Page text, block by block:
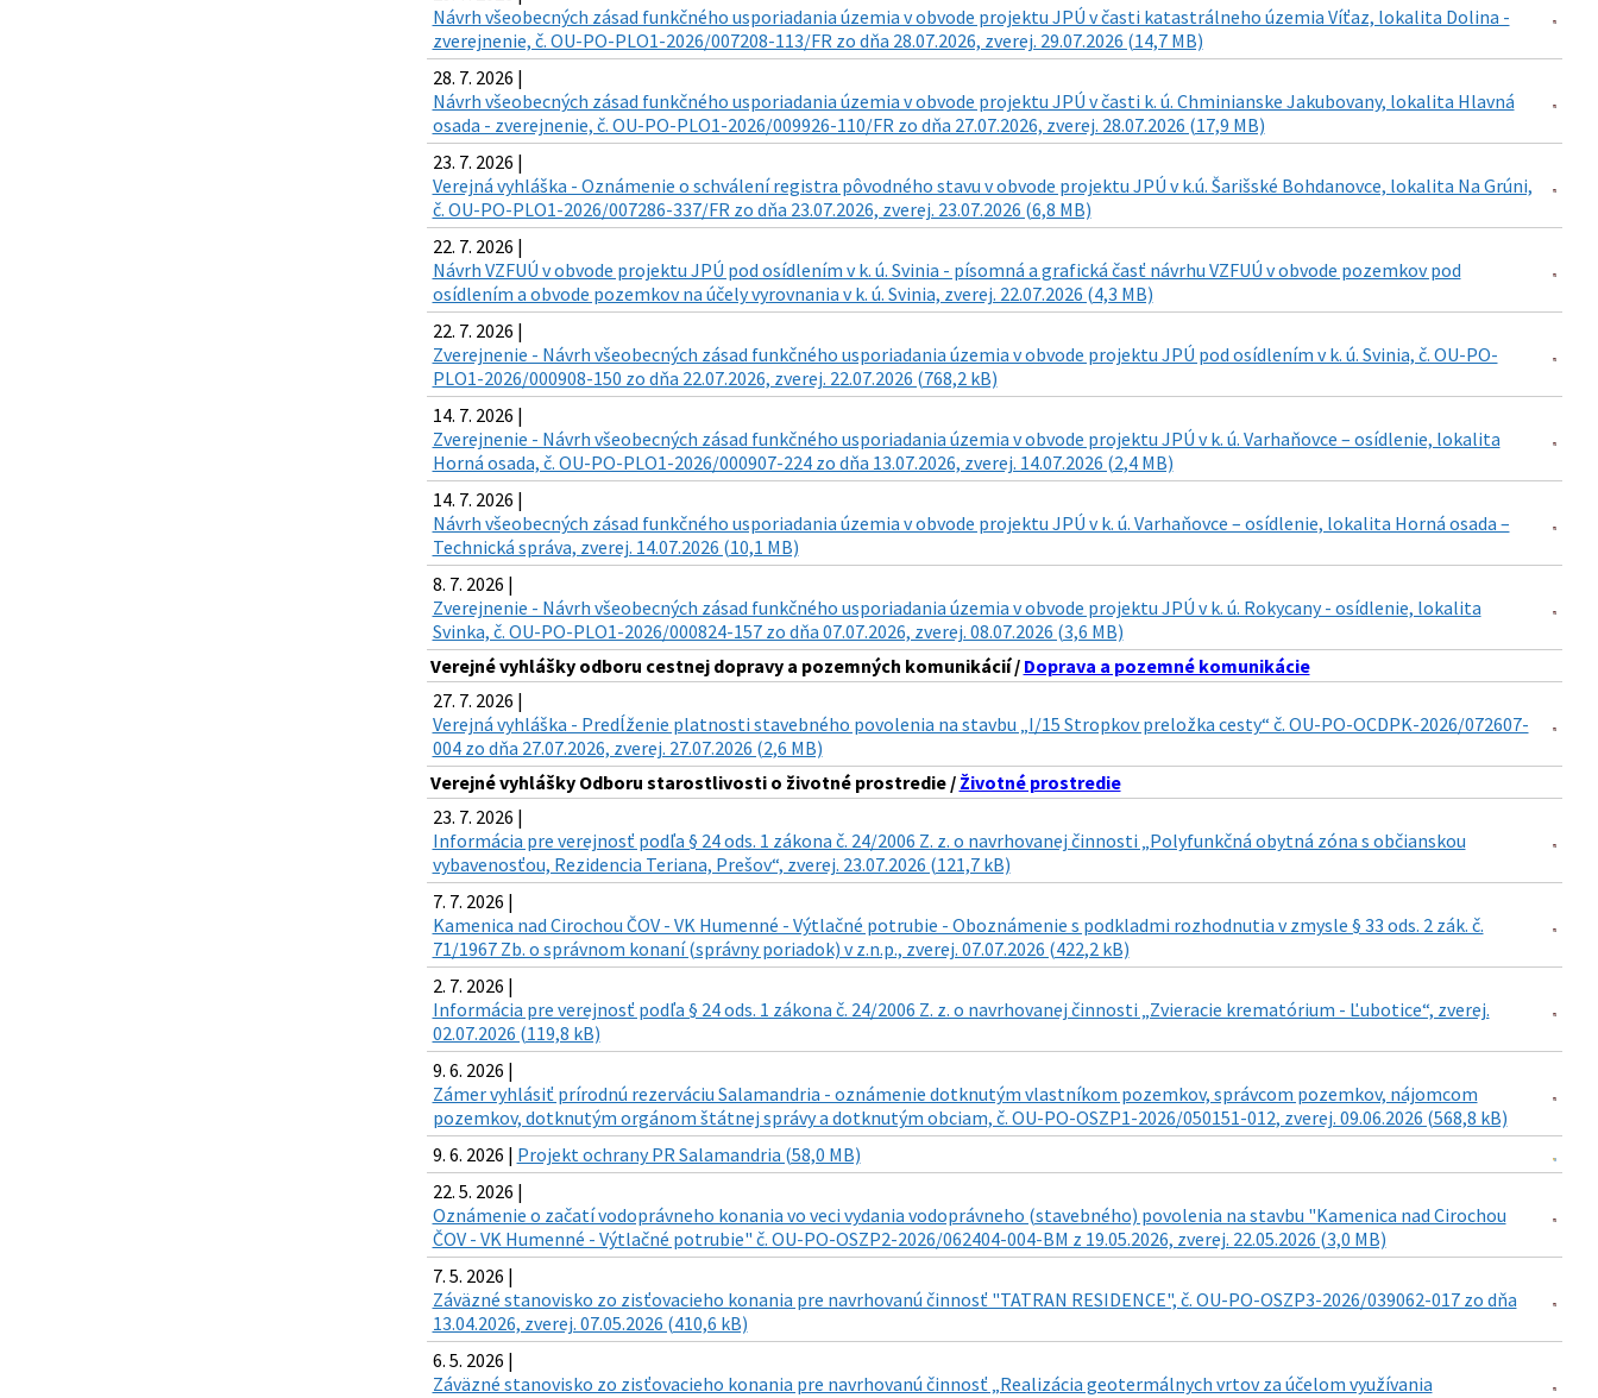
Návrh všeobecných zásad funkčného usporiadania územia v obvode projektu JPÚ v časti katastrálneho územia Víťaz, lokalita Dolina -
zverejnenie, č. OU-PO-PLO1-2026/007208-113/FR zo dňa 28.07.2026, zverej. 29.07.2026 (14,7 MB)
28. 7. 2026 |
Návrh všeobecných zásad funkčného usporiadania územia v obvode projektu JPÚ v časti k. ú. Chminianske Jakubovany, lokalita Hlavná
osada - zverejnenie, č. OU-PO-PLO1-2026/009926-110/FR zo dňa 27.07.2026, zverej. 28.07.2026 (17,9 MB)
23. 7. 2026 |
Verejná vyhláška - Oznámenie o schválení registra pôvodného stavu v obvode projektu JPÚ v k.ú. Šarišské Bohdanovce, lokalita Na Grúni,
č. OU-PO-PLO1-2026/007286-337/FR zo dňa 23.07.2026, zverej. 23.07.2026 (6,8 MB)
22. 7. 2026 |
Návrh VZFUÚ v obvode projektu JPÚ pod osídlením v k. ú. Svinia - písomná a grafická časť návrhu VZFUÚ v obvode pozemkov pod
osídlením a obvode pozemkov na účely vyrovnania v k. ú. Svinia, zverej. 22.07.2026 (4,3 MB)
22. 7. 2026 |
Zverejnenie - Návrh všeobecných zásad funkčného usporiadania územia v obvode projektu JPÚ pod osídlením v k. ú. Svinia, č. OU-PO-
PLO1-2026/000908-150 zo dňa 22.07.2026, zverej. 22.07.2026 (768,2 kB)
14. 7. 2026 |
Zverejnenie - Návrh všeobecných zásad funkčného usporiadania územia v obvode projektu JPÚ v k. ú. Varhaňovce – osídlenie, lokalita
Horná osada, č. OU-PO-PLO1-2026/000907-224 zo dňa 13.07.2026, zverej. 14.07.2026 (2,4 MB)
14. 7. 2026 |
Návrh všeobecných zásad funkčného usporiadania územia v obvode projektu JPÚ v k. ú. Varhaňovce – osídlenie, lokalita Horná osada –
Technická správa, zverej. 14.07.2026 (10,1 MB)
8. 7. 2026 |
Zverejnenie - Návrh všeobecných zásad funkčného usporiadania územia v obvode projektu JPÚ v k. ú. Rokycany - osídlenie, lokalita
Svinka, č. OU-PO-PLO1-2026/000824-157 zo dňa 07.07.2026, zverej. 08.07.2026 (3,6 MB)
Verejné vyhlášky odboru cestnej dopravy a pozemných komunikácií / Doprava a pozemné komunikácie
27. 7. 2026 |
Verejná vyhláška - Predĺženie platnosti stavebného povolenia na stavbu „I/15 Stropkov preložka cesty“ č. OU-PO-OCDPK-2026/072607-
004 zo dňa 27.07.2026, zverej. 27.07.2026 (2,6 MB)
Verejné vyhlášky Odboru starostlivosti o životné prostredie / Životné prostredie
23. 7. 2026 |
Informácia pre verejnosť podľa § 24 ods. 1 zákona č. 24/2006 Z. z. o navrhovanej činnosti „Polyfunkčná obytná zóna s občianskou
vybavenosťou, Rezidencia Teriana, Prešov“, zverej. 23.07.2026 (121,7 kB)
7. 7. 2026 |
Kamenica nad Cirochou ČOV - VK Humenné - Výtlačné potrubie - Oboznámenie s podkladmi rozhodnutia v zmysle § 33 ods. 2 zák. č.
71/1967 Zb. o správnom konaní (správny poriadok) v z.n.p., zverej. 07.07.2026 (422,2 kB)
2. 7. 2026 |
Informácia pre verejnosť podľa § 24 ods. 1 zákona č. 24/2006 Z. z. o navrhovanej činnosti „Zvieracie krematórium - Ľubotice“, zverej.
02.07.2026 (119,8 kB)
9. 6. 2026 |
Zámer vyhlásiť prírodnú rezerváciu Salamandria - oznámenie dotknutým vlastníkom pozemkov, správcom pozemkov, nájomcom
pozemkov, dotknutým orgánom štátnej správy a dotknutým obciam, č. OU-PO-OSZP1-2026/050151-012, zverej. 09.06.2026 (568,8 kB)
9. 6. 2026 | Projekt ochrany PR Salamandria (58,0 MB)
22. 5. 2026 |
Oznámenie o začatí vodoprávneho konania vo veci vydania vodoprávneho (stavebného) povolenia na stavbu "Kamenica nad Cirochou
ČOV - VK Humenné - Výtlačné potrubie" č. OU-PO-OSZP2-2026/062404-004-BM z 19.05.2026, zverej. 22.05.2026 (3,0 MB)
7. 5. 2026 |
Záväzné stanovisko zo zisťovacieho konania pre navrhovanú činnosť "TATRAN RESIDENCE", č. OU-PO-OSZP3-2026/039062-017 zo dňa
13.04.2026, zverej. 07.05.2026 (410,6 kB)
6. 5. 2026 |
Záväzné stanovisko zo zisťovacieho konania pre navrhovanú činnosť „Realizácia geotermálnych vrtov za účelom využívania